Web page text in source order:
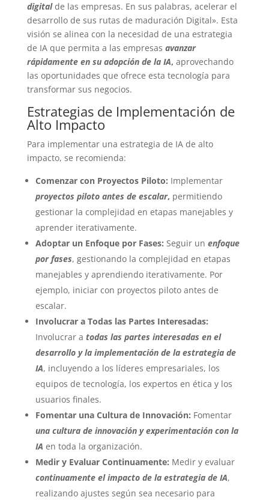
digital de las empresas. En sus palabras, acelerar el
desarrollo de sus rutas de maduración Digital». Esta
visión se alinea con la necesidad de una estrategia
de IA que permita a las empresas avanzar
rápidamente en su adopción de la IA, aprovechando
las oportunidades que ofrece esta tecnología para
transformar sus negocios.
Estrategias de Implementación de
Alto Impacto
Para implementar una estrategia de IA de alto
impacto, se recomienda:
Comenzar con Proyectos Piloto: Implementar
proyectos piloto antes de escalar, permitiendo
gestionar la complejidad en etapas manejables y
aprender iterativamente.
Adoptar un Enfoque por Fases: Seguir un enfoque
por fases, gestionando la complejidad en etapas
manejables y aprendiendo iterativamente. Por
ejemplo, iniciar con proyectos piloto antes de
escalar.
Involucrar a Todas las Partes Interesadas:
Involucrar a todas las partes interesadas en el
desarrollo y la implementación de la estrategia de
IA, incluyendo a los líderes empresariales, los
equipos de tecnología, los expertos en ética y los
usuarios finales.
Fomentar una Cultura de Innovación: Fomentar
una cultura de innovación y experimentación con la
IA en toda la organización.
Medir y Evaluar Continuamente: Medir y evaluar
continuamente el impacto de la estrategia de IA,
realizando ajustes según sea necesario para